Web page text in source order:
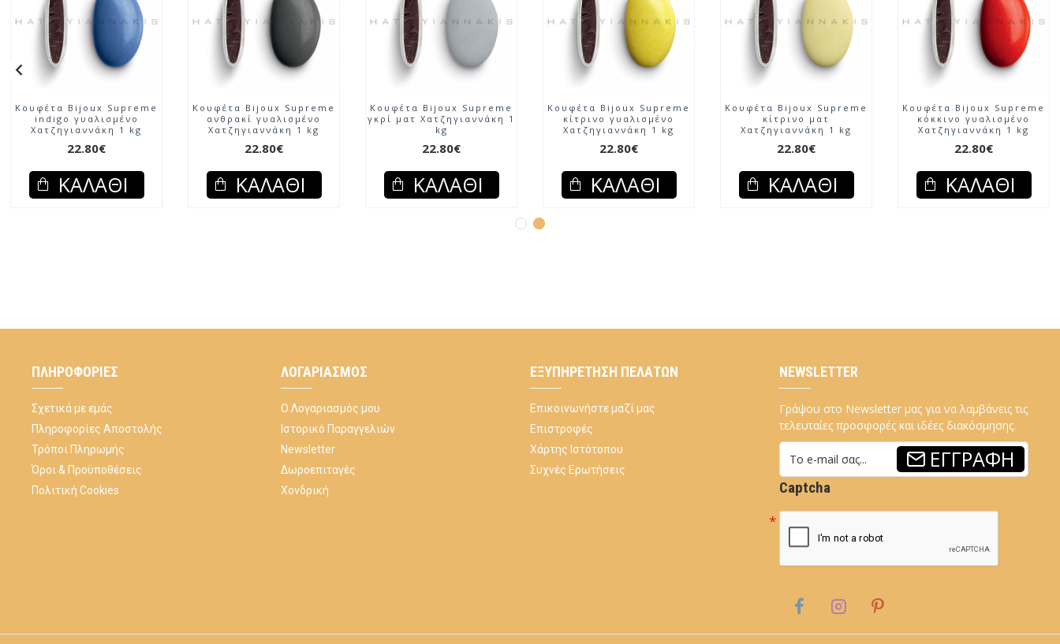
Κουφέτα Bijoux Supreme
indigo γυαλισμένο
Χατζηγιαννάκη 1 kg
22.80€
ΚΑΛΆΘΙ
Κουφέτα Bijoux Supreme
ανθρακί γυαλισμένο
Χατζηγιαννάκη 1 kg
22.80€
ΚΑΛΆΘΙ
Κουφέτα Bijoux Supreme
γκρί ματ Χατζηγιαννάκη 1
kg
22.80€
ΚΑΛΆΘΙ
Κουφέτα Bijoux Supreme
κίτρινο γυαλισμένο
Χατζηγιαννάκη 1 kg
22.80€
ΚΑΛΆΘΙ
Κουφέτα Bijoux Supreme
κίτρινο ματ
Χατζηγιαννάκη 1 kg
22.80€
ΚΑΛΆΘΙ
Κουφέτα Bijoux Supreme
κόκκινο γυαλισμένο
Χατζηγιαννάκη 1 kg
22.80€
ΚΑΛΆΘΙ
ΠΛΗΡΟΦΟΡΊΕΣ
Σχετικά με εμάς
Πληροφορίες Αποστολής
Τρόποι Πληρωμής
Όροι & Προϋποθέσεις
Πολιτική Cookies
ΛΟΓΑΡΙΑΣΜΌΣ
Ο Λογαριασμός μου
Ιστορικό Παραγγελιών
Newsletter
Δωροεπιταγές
Χονδρική
ΕΞΥΠΗΡΈΤΗΣΗ ΠΕΛΑΤΏΝ
Επικοινωνήστε μαζί μας
Επιστροφές
Χάρτης Ιστότοπου
Συχνές Ερωτήσεις
NEWSLETTER
Γράψου στο Newsletter μας για να λαμβάνεις τις
τελευταίες προσφορές και ιδέες διακόσμησης.
ΕΓΓΡΑΦΉ
Captcha